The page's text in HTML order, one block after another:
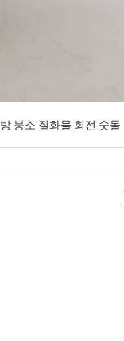
붕소 질화물 회전 숫돌